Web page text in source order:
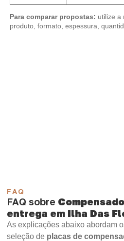
Para comparar propostas: utilize a
produto, formato, espessura,
FAQ
FAQ sobre
entrega em Ilha Das
As explicações abaixo abordam
seleção de placas de